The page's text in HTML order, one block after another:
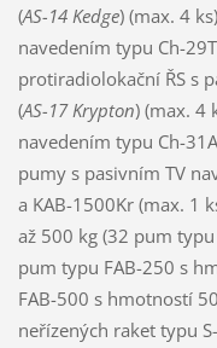
(AS-14 Kedge) (max. 4
navedením typu Ch-
protiradiolokační ŘS s
(AS-17 Krypton) (max. 4
navedením typu Ch-
pumy s pasivním TV
a KAB-1500Kr (max. 1
až 500 kg (32 pum
pum typu FAB-250 s
FAB-500 s hmotností
neřízených raket typu